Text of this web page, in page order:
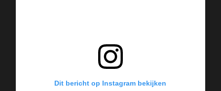
Dit bericht op Instagram bekijken